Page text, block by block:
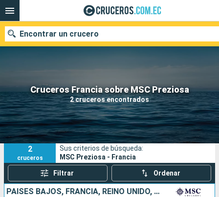
Cruceros Francia sobre MSC Preziosa
2 cruceros encontrados
Encontrar un crucero
Nuestros destinos
Fecha de salida
Puertos Compañías
Buscar
2
cruceros
Sus criterios de búsqueda:
MSC Preziosa - Francia
Filtrar Ordenar
PAISES BAJOS, FRANCIA, REINO UNIDO, ALEMANIA